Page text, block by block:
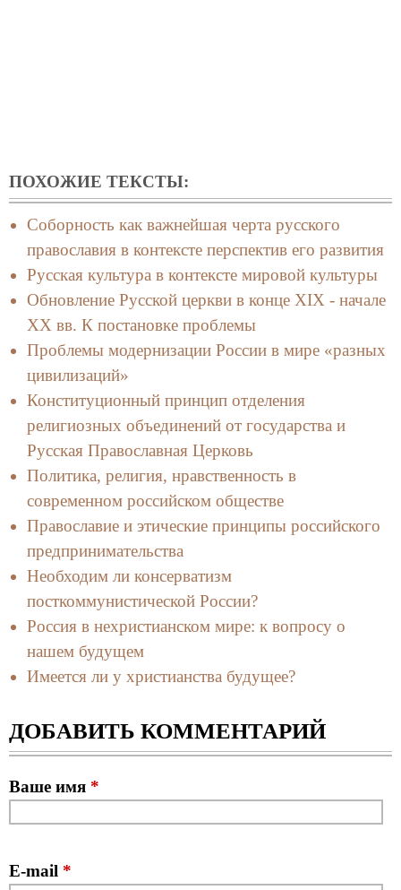
ПОХОЖИЕ ТЕКСТЫ:
Соборность как важнейшая черта русского
православия в контексте перспектив его развития
Русская культура в контексте мировой культуры
Обновление Русской церкви в конце ХIX - начале
ХХ вв. К постановке проблемы
Проблемы модернизации России в мире «разных
цивилизаций»
Конституционный принцип отделения
религиозных объединений от государства и
Русская Православная Церковь
Политика, религия, нравственность в
современном российском обществе
Православие и этические принципы российского
предпринимательства
Необходим ли консерватизм
посткоммунистической России?
Россия в нехристианском мире: к вопросу о
нашем будущем
Имеется ли у христианства будущее?
ДОБАВИТЬ КОММЕНТАРИЙ
Ваше имя *
E-mail *